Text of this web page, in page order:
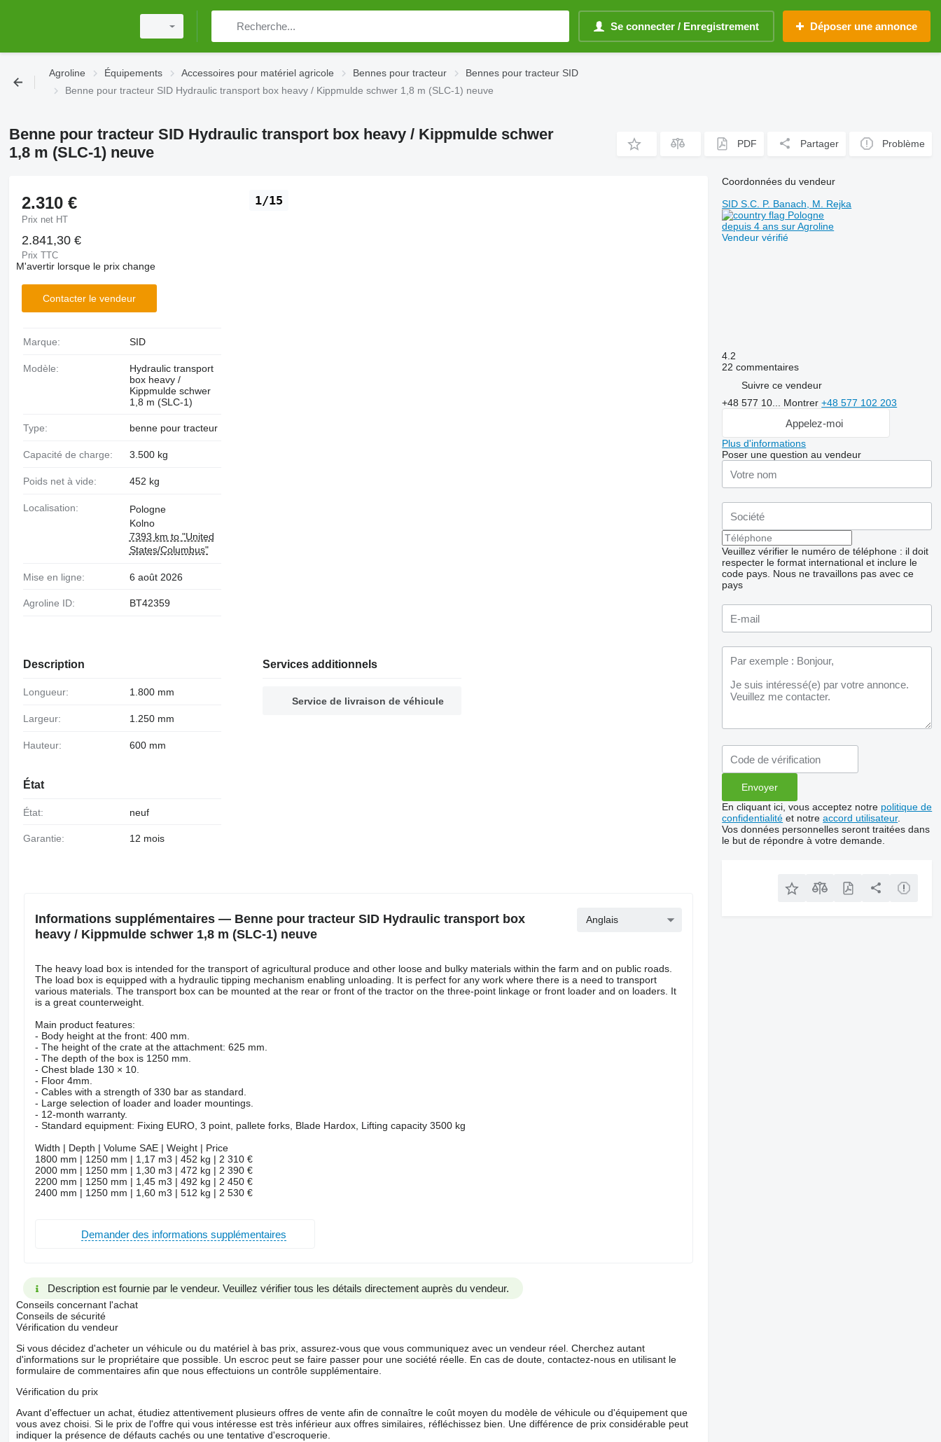
Se connecter / Enregistrement Déposer une annonce
Agroline Équipements Accessoires pour matériel agricole Bennes pour tracteur
Bennes pour tracteur SID
Benne pour tracteur SID Hydraulic transport box heavy / Kippmulde schwer 1,8 m (SLC-1) neuve
Benne pour tracteur SID Hydraulic transport box heavy / Kippmulde schwer
1,8 m (SLC-1) neuve
PDF Partager Problème
1/15
2.310 €
Prix net HT
2.841,30 €
Prix TTC
M'avertir lorsque le prix change
Contacter le vendeur
Marque: SID
Modèle:
Hydraulic transport
box heavy /
Kippmulde schwer
1,8 m (SLC-1)
Type: benne pour tracteur
Capacité de charge: 3.500 kg
Poids net à vide: 452 kg
Localisation:
Pologne
Kolno
7393 km to "United
States/Columbus"
Mise en ligne: 6 août 2026
Agroline ID: BT42359
Description
Longueur: 1.800 mm
Largeur: 1.250 mm
Hauteur: 600 mm
État
État: neuf
Garantie: 12 mois
Services additionnels
Service de livraison de véhicule
Informations supplémentaires — Benne pour tracteur SID Hydraulic transport box
heavy / Kippmulde schwer 1,8 m (SLC-1) neuve
Anglais
The heavy load box is intended for the transport of agricultural produce and other loose and bulky materials within the farm and on public roads.
The load box is equipped with a hydraulic tipping mechanism enabling unloading. It is perfect for any work where there is a need to transport
various materials. The transport box can be mounted at the rear or front of the tractor on the three-point linkage or front loader and on loaders. It
is a great counterweight.
Main product features:
- Body height at the front: 400 mm.
- The height of the crate at the attachment: 625 mm.
- The depth of the box is 1250 mm.
- Chest blade 130 × 10.
- Floor 4mm.
- Cables with a strength of 330 bar as standard.
- Large selection of loader and loader mountings.
- 12-month warranty.
- Standard equipment: Fixing EURO, 3 point, pallete forks, Blade Hardox, Lifting capacity 3500 kg
Width | Depth | Volume SAE | Weight | Price
1800 mm | 1250 mm | 1,17 m3 | 452 kg | 2 310 €
2000 mm | 1250 mm | 1,30 m3 | 472 kg | 2 390 €
2200 mm | 1250 mm | 1,45 m3 | 492 kg | 2 450 €
2400 mm | 1250 mm | 1,60 m3 | 512 kg | 2 530 €
Demander des informations supplémentaires
Description est fournie par le vendeur. Veuillez vérifier tous les détails directement auprès du vendeur.
Conseils concernant l'achat
Conseils de sécurité
Vérification du vendeur
Si vous décidez d'acheter un véhicule ou du matériel à bas prix, assurez-vous que vous communiquez avec un vendeur réel. Cherchez autant
d'informations sur le propriétaire que possible. Un escroc peut se faire passer pour une société réelle. En cas de doute, contactez-nous en utilisant le
formulaire de commentaires afin que nous effectuions un contrôle supplémentaire.
Vérification du prix
Avant d'effectuer un achat, étudiez attentivement plusieurs offres de vente afin de connaître le coût moyen du modèle de véhicule ou d'équipement que
vous avez choisi. Si le prix de l'offre qui vous intéresse est très inférieur aux offres similaires, réfléchissez bien. Une différence de prix considérable peut
indiquer la présence de défauts cachés ou une tentative d'escroquerie.
Coordonnées du vendeur
SID S.C. P. Banach, M. Rejka
Pologne
depuis 4 ans sur Agroline
Vendeur vérifié
4.2
22 commentaires
Suivre ce vendeur
+48 577 10... Montrer+48 577 102 203
Appelez-moi
Plus d'informations
Poser une question au vendeur
Veuillez vérifier le numéro de téléphone : il doit
respecter le format international et inclure le
code pays. Nous ne travaillons pas avec ce
pays
En cliquant ici, vous acceptez notre politique de
confidentialité et notreaccord utilisateur.
Vos données personnelles seront traitées dans
le but de répondre à votre demande.